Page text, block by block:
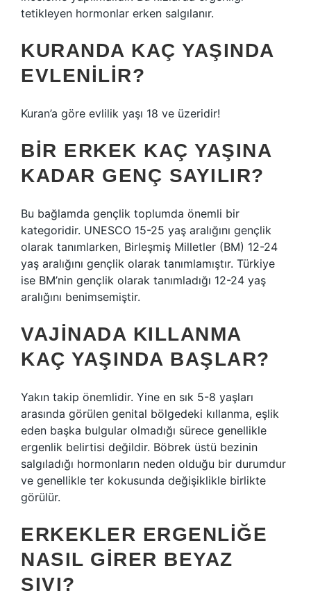
tetikleyen hormonlar erken salgılanır.
KURANDA KAÇ YAŞINDA
EVLENILIR?
Kuran’a göre evlilik yaşı 18 ve üzeridir!
BIR ERKEK KAÇ YAŞINA
KADAR GENÇ SAYILIR?
Bu bağlamda gençlik toplumda önemli bir
kategoridir. UNESCO 15-25 yaş aralığını gençlik
olarak tanımlarken, Birleşmiş Milletler (BM) 12-24
yaş aralığını gençlik olarak tanımlamıştır. Türkiye
ise BM’nin gençlik olarak tanımladığı 12-24 yaş
aralığını benimsemiştir.
VAJINADA KILLANMA
KAÇ YAŞINDA BAŞLAR?
Yakın takip önemlidir. Yine en sık 5-8 yaşları
arasında görülen genital bölgedeki kıllanma, eşlik
eden başka bulgular olmadığı sürece genellikle
ergenlik belirtisi değildir. Böbrek üstü bezinin
salgıladığı hormonların neden olduğu bir durumdur
ve genellikle ter kokusunda değişiklikle birlikte
görülür.
ERKEKLER ERGENLIĞE
NASIL GIRER BEYAZ
SIVI?